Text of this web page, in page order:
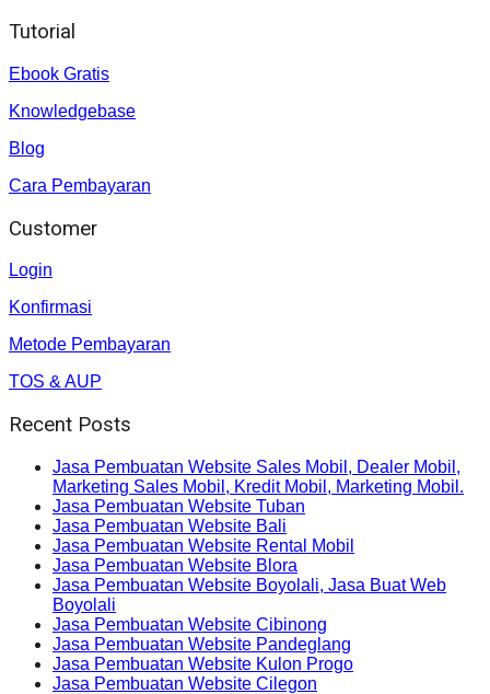
Tutorial
Ebook Gratis
Knowledgebase
Blog
Cara Pembayaran
Customer
Login
Konfirmasi
Metode Pembayaran
TOS & AUP
Recent Posts
Jasa Pembuatan Website Sales Mobil, Dealer Mobil,
Marketing Sales Mobil, Kredit Mobil, Marketing Mobil.
Jasa Pembuatan Website Tuban
Jasa Pembuatan Website Bali
Jasa Pembuatan Website Rental Mobil
Jasa Pembuatan Website Blora
Jasa Pembuatan Website Boyolali, Jasa Buat Web
Boyolali
Jasa Pembuatan Website Cibinong
Jasa Pembuatan Website Pandeglang
Jasa Pembuatan Website Kulon Progo
Jasa Pembuatan Website Cilegon